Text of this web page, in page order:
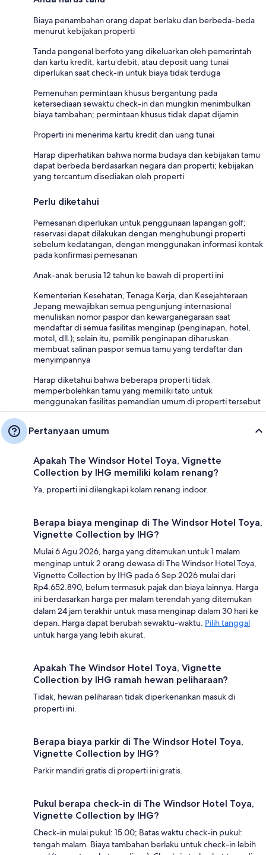
Biaya penambahan orang dapat berlaku dan berbeda-beda
menurut kebijakan properti
Tanda pengenal berfoto yang dikeluarkan oleh pemerintah
dan kartu kredit, kartu debit, atau deposit uang tunai
diperlukan saat check-in untuk biaya tidak terduga
Pemenuhan permintaan khusus bergantung pada
ketersediaan sewaktu check-in dan mungkin menimbulkan
biaya tambahan; permintaan khusus tidak dapat dijamin
Properti ini menerima kartu kredit dan uang tunai
Harap diperhatikan bahwa norma budaya dan kebijakan tamu
dapat berbeda berdasarkan negara dan properti; kebijakan
yang tercantum disediakan oleh properti
Perlu diketahui
Pemesanan diperlukan untuk penggunaan lapangan golf;
reservasi dapat dilakukan dengan menghubungi properti
sebelum kedatangan, dengan menggunakan informasi kontak
pada konfirmasi pemesanan
Anak-anak berusia 12 tahun ke bawah di properti ini
Kementerian Kesehatan, Tenaga Kerja, dan Kesejahteraan
Jepang mewajibkan semua pengunjung internasional
menuliskan nomor paspor dan kewarganegaraan saat
mendaftar di semua fasilitas menginap (penginapan, hotel,
motel, dll.); selain itu, pemilik penginapan diharuskan
membuat salinan paspor semua tamu yang terdaftar dan
menyimpannya
Harap diketahui bahwa beberapa properti tidak
memperbolehkan tamu yang memiliki tato untuk
menggunakan fasilitas pemandian umum di properti tersebut
Pertanyaan umum
Apakah The Windsor Hotel Toya, Vignette
Collection by IHG memiliki kolam renang?
Ya, properti ini dilengkapi kolam renang indoor.
Berapa biaya menginap di The Windsor Hotel Toya,
Vignette Collection by IHG?
Mulai 6 Agu 2026, harga yang ditemukan untuk 1 malam
menginap untuk 2 orang dewasa di The Windsor Hotel Toya,
Vignette Collection by IHG pada 6 Sep 2026 mulai dari
Rp4.652.890, belum termasuk pajak dan biaya lainnya. Harga
ini berdasarkan harga per malam terendah yang ditemukan
dalam 24 jam terakhir untuk masa menginap dalam 30 hari ke
depan. Harga dapat berubah sewaktu-waktu. Pilih tanggal
untuk harga yang lebih akurat.
Apakah The Windsor Hotel Toya, Vignette
Collection by IHG ramah hewan peliharaan?
Tidak, hewan peliharaan tidak diperkenankan masuk di
properti ini.
Berapa biaya parkir di The Windsor Hotel Toya,
Vignette Collection by IHG?
Parkir mandiri gratis di properti ini gratis.
Pukul berapa check-in di The Windsor Hotel Toya,
Vignette Collection by IHG?
Check-in mulai pukul: 15.00; Batas waktu check-in pukul:
tengah malam. Biaya tambahan berlaku untuk check-in lebih